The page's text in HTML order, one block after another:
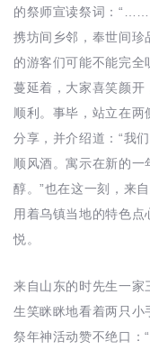
的祭师宣读祭词：“……
携坊间乡邻，奉世间
的游客们可能不能完
蔓延着，大家喜笑颜开
顺利。事毕，站立在
分享，并介绍道：“我
顺风酒。寓示在新的
醇。”也在这一刻，来
用着乌镇当地的特色
悦。
来自山东的时先生一
生笑眯眯地看着两只小
祭年神活动赞不绝口：